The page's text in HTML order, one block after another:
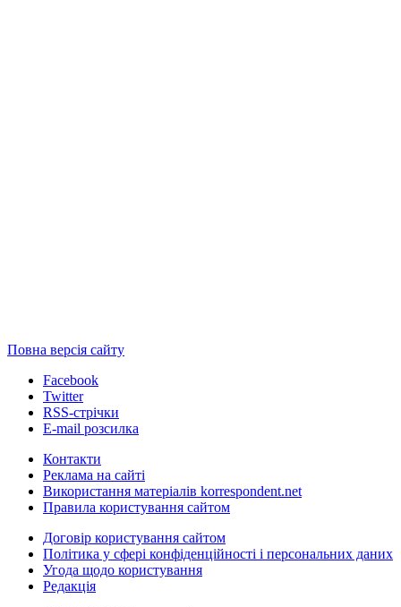
Повна версія сайту
Facebook
Twitter
RSS-стрічки
E-mail розсилка
Контакти
Реклама на сайті
Використання матеріалів korrespondent.net
Правила користування сайтом
Договір користування сайтом
Політика у сфері конфіденційності і персональних даних
Угода щодо користування
Редакція